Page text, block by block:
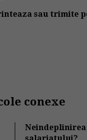
sau trimite
conexe